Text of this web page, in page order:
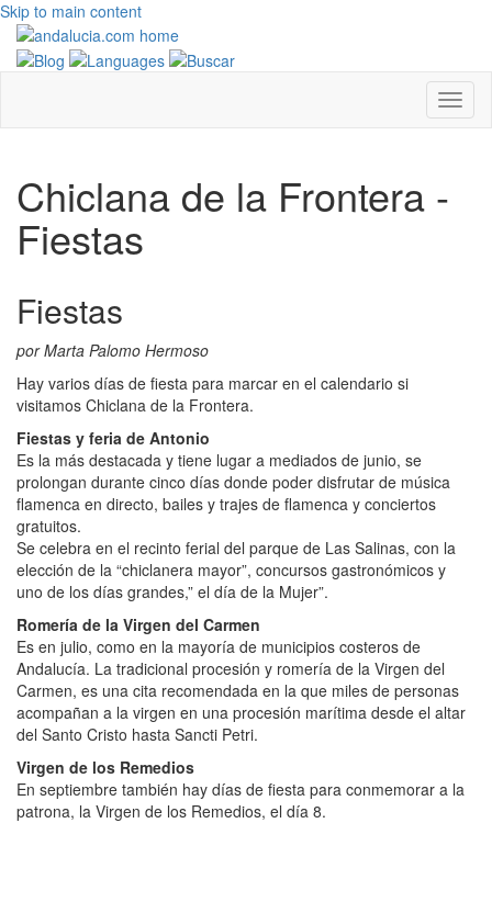
Skip to main content
Chiclana de la Frontera -
Fiestas
Fiestas
por Marta Palomo Hermoso
Hay varios días de fiesta para marcar en el calendario si
visitamos Chiclana de la Frontera.
Fiestas y feria de Antonio
Es la más destacada y tiene lugar a mediados de junio, se
prolongan durante cinco días donde poder disfrutar de música
flamenca en directo, bailes y trajes de flamenca y conciertos
gratuitos.
Se celebra en el recinto ferial del parque de Las Salinas, con la
elección de la “chiclanera mayor”, concursos gastronómicos y
uno de los días grandes,” el día de la Mujer”.
Romería de la Virgen del Carmen
Es en julio, como en la mayoría de municipios costeros de
Andalucía. La tradicional procesión y romería de la Virgen del
Carmen, es una cita recomendada en la que miles de personas
acompañan a la virgen en una procesión marítima desde el altar
del Santo Cristo hasta Sancti Petri.
Virgen de los Remedios
En septiembre también hay días de fiesta para conmemorar a la
patrona, la Virgen de los Remedios, el día 8.